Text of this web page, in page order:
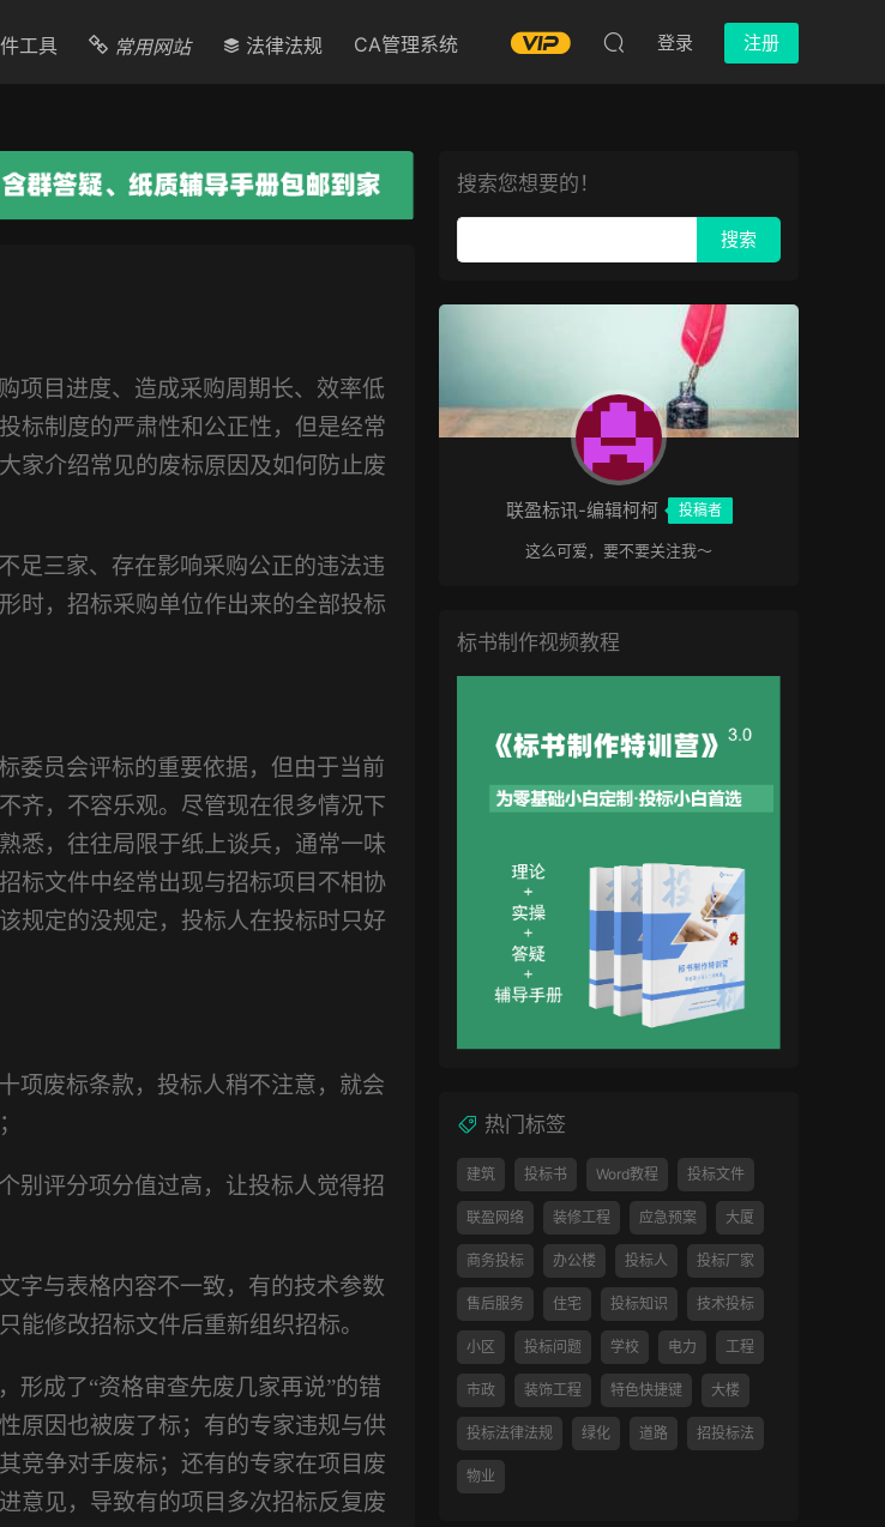
工具 常用网站 法律法规 CA管理系统 登录 注册
项目进度、造成采购周期长、效率低
标制度的严肃性和公正性，但是经常
家介绍常见的废标原因及如何防止废
足三家、存在影响采购公正的违法违
时，招标采购单位作出来的全部投标
委员会评标的重要依据，但由于当前
齐，不容乐观。尽管现在很多情况下
悉，往往局限于纸上谈兵，通常一味
标文件中经常出现与招标项目不相协
规定的没规定，投标人在投标时只好
项废标条款，投标人稍不注意，就会
别评分项分值过高，让投标人觉得招
字与表格内容不一致，有的技术参数
能修改招标文件后重新组织招标。
形成了“资格审查先废几家再说”的错
原因也被废了标；有的专家违规与供
竞争对手废标；还有的专家在项目废
意见，导致有的项目多次招标反复废
搜索您想要的！
联盈标讯-编辑柯柯 投稿者
这么可爱，要不要关注我～
标书制作视频教程
热门标签
建筑 投标书 Word教程 投标文件
联盈网络 装修工程 应急预案 大厦
商务投标 办公楼 投标人 投标厂家
售后服务 住宅 投标知识 技术投标
小区 投标问题 学校 电力 工程
市政 装饰工程 特色快捷键 大楼
投标法律法规 绿化 道路 招投标法
物业